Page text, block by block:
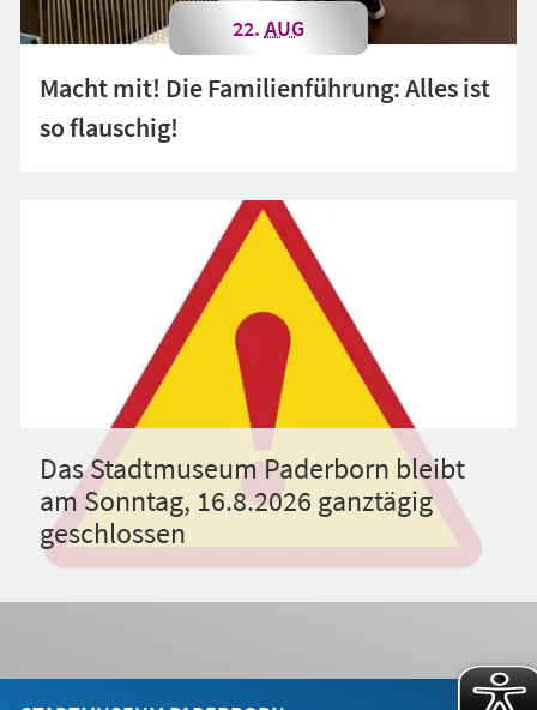
Macht mit! Die Familienführung: Alles ist
so flauschig!
22. AUG
Das Stadtmuseum Paderborn bleibt
am Sonntag, 16.8.2026 ganztägig
geschlossen